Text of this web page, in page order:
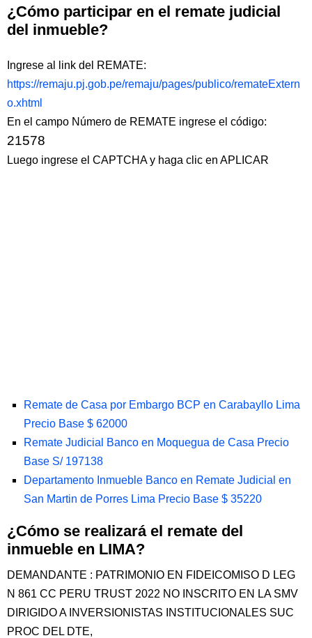
¿Cómo participar en el remate judicial
del inmueble?
Ingrese al link del REMATE:
https://remaju.pj.gob.pe/remaju/pages/publico/remateExtern
o.xhtml
En el campo Número de REMATE ingrese el código:
21578
Luego ingrese el CAPTCHA y haga clic en APLICAR
Remate de Casa por Embargo BCP en Carabayllo Lima
Precio Base $ 62000
Remate Judicial Banco en Moquegua de Casa Precio
Base S/ 197138
Departamento Inmueble Banco en Remate Judicial en
San Martin de Porres Lima Precio Base $ 35220
¿Cómo se realizará el remate del
inmueble en LIMA?
DEMANDANTE : PATRIMONIO EN FIDEICOMISO D LEG
N 861 CC PERU TRUST 2022 NO INSCRITO EN LA SMV
DIRIGIDO A INVERSIONISTAS INSTITUCIONALES SUC
PROC DEL DTE,